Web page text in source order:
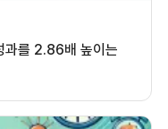
과를 2.86배 높이는